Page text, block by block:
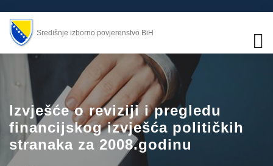
Središnje izborno povjerenstvo BiH
Izvješće o reviziji i pregledu
financijskog izvješća političkih
stranaka za 2008.godinu